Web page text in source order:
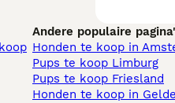
Andere populaire
Honden te koop in
Pups te koop Limburg​
Pups te koop Friesland​
Honden te koop in